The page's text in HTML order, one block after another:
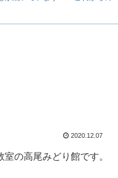
2020.12.07
の高尾みどり館です。